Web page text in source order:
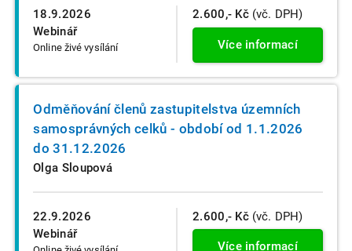
18.9.2026
Webinář
Online živé vysílání
2.600,- Kč (vč. DPH)
Více informací
22.9.2026
Webinář
Odměňování členů zastupitelstva územních
samosprávných celků - období od 1.1.2026
do 31.12.2026
Olga Sloupová
2.600,- Kč (vč. DPH)
Více informací